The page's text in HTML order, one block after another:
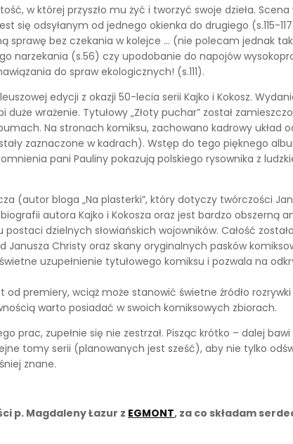
w której przyszło mu żyć i tworzyć swoje dzieła.
odsyłanym od jednego okienka do drugiego (s.115-
sprawę bez czekania w kolejce … (nie polecam jednak
narzekania (s.56) czy upodobanie do napojów
do spraw ekologicznych! (s.111).
edycji z okazji 50-lecia serii Kajko i Kokosz.
wrażenie. Tytułowy „Złoty puchar” został
Na stronach komiksu, zachowano kadrowy układ
zaznaczone w kadrach). Wstęp do tego pięknego
pani Pauliny pokazują polskiego rysownika z
(autor bloga „Na plasterki”, który dotyczy twórczości
autora Kajko i Kokosza oraz jest bardzo obszerną
dzielnych słowiańskich wojowników. Całość
Christy oraz skany oryginalnych pasków
uzupełnienie tytułowego komiksu i pozwala na
od premiery, wciąż może stanowić świetne źródło
warto posiadać w swoich komiksowych zbiorach.
prac, zupełnie się nie zestrzał. Pisząc krótko – dalej
tomy serii (planowanych jest sześć), aby nie tylko
znane.
p. Magdaleny Łazur z EGMONT, za co składam